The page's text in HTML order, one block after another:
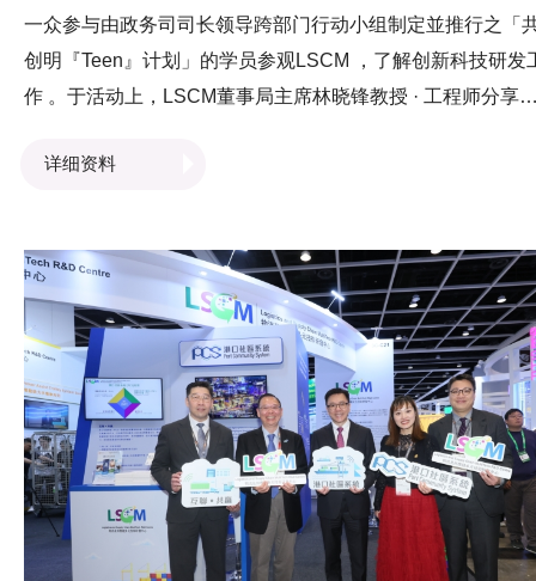
一众参与由政务司司长领导跨部门行动小组制定並推行之「
创明『Teen』计划」的学员参观LSCM ，了解创新科技研发
作 。于活动上，LSCM董事局主席林晓锋教授 · 工程师分享
亦向学员介绍中心如何透过创新科技研发，推动智慧城市发
等，让学员了解创新科技研发如何推动不同行业的发展，为
会带来正面的影响。
详细资料